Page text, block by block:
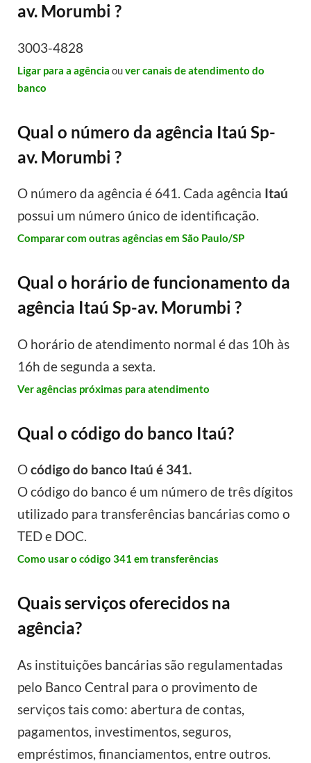
av. Morumbi ?
3003-4828
Ligar para a agência ouver canais de atendimento do
banco
Qual o número da agência Itaú Sp-
av. Morumbi ?
O número da agência é 641. Cada agência Itaú
possui um número único de identificação.
Comparar com outras agências em São Paulo/SP
Qual o horário de funcionamento da
agência Itaú Sp-av. Morumbi ?
O horário de atendimento normal é das 10h às
16h de segunda a sexta.
Ver agências próximas para atendimento
Qual o código do banco Itaú?
Ocódigo do banco Itaú é 341.
O código do banco é um número de três dígitos
utilizado para transferências bancárias como o
TED e DOC.
Como usar o código 341 em transferências
Quais serviços oferecidos na
agência?
As instituições bancárias são regulamentadas
pelo Banco Central para o provimento de
serviços tais como: abertura de contas,
pagamentos, investimentos, seguros,
empréstimos, financiamentos, entre outros.